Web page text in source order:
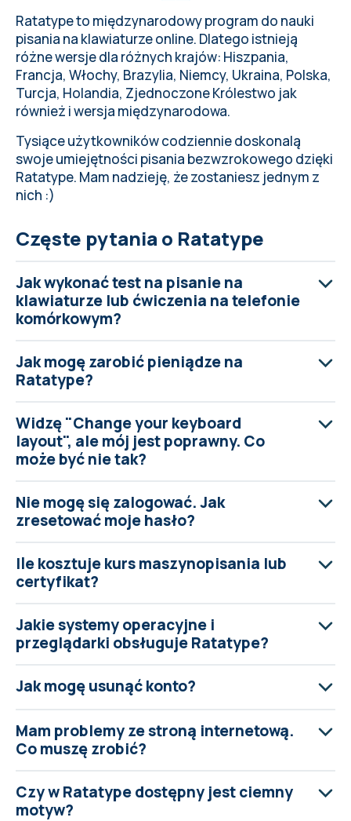
Ratatype to międzynarodowy program do nauki
pisania na klawiaturze online. Dlatego istnieją
różne wersje dla różnych krajów: Hiszpania,
Francja, Włochy, Brazylia, Niemcy, Ukraina, Polska,
Turcja, Holandia, Zjednoczone Królestwo jak
również iwersja międzynarodowa.
Tysiące użytkowników codziennie doskonalą
swoje umiejętności pisania bezwzrokowego dzięki
Ratatype. Mam nadzieję, że zostaniesz jednym z
nich :)
Częste pytania o Ratatype
Jak wykonać test na pisanie na
klawiaturze lub ćwiczenia na telefonie
komórkowym?
Jak mogę zarobić pieniądze na
Ratatype?
Widzę "Change your keyboard
layout", ale mój jest poprawny. Co
może być nie tak?
Nie mogę się zalogować. Jak
zresetować moje hasło?
Ile kosztuje kurs maszynopisania lub
certyfikat?
Jakie systemy operacyjne i
przeglądarki obsługuje Ratatype?
Jak mogę usunąć konto?
Mam problemy ze stroną internetową.
Co muszę zrobić?
Czy w Ratatype dostępny jest ciemny
motyw?